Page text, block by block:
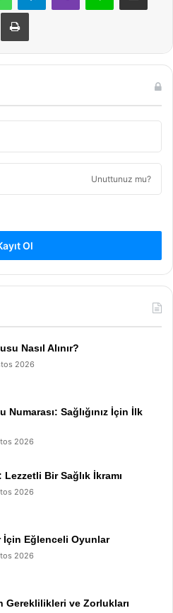
Yazdır
Unuttunuz mu?
Ol
Nasıl Alınır?
2026
Numarası: Sağlığınız İçin İlk
2026
Lezzetli Bir Sağlık İkramı
2026
İçin Eğlenceli Oyunlar
2026
Gereklilikleri ve Zorlukları